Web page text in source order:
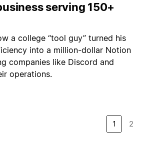
serving 150+
a college “tool guy” turned his
into a million-dollar Notion
companies like Discord and
operations.
1 2